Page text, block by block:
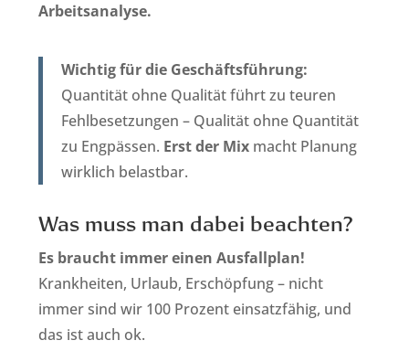
Arbeitsanalyse.
Wichtig für die Geschäftsführung:
Quantität ohne Qualität führt zu teuren
Fehlbesetzungen – Qualität ohne Quantität
zu Engpässen. Erst der Mix macht Planung
wirklich belastbar.
Was muss man dabei beachten?
Es braucht immer einen Ausfallplan!
Krankheiten, Urlaub, Erschöpfung – nicht
immer sind wir 100 Prozent einsatzfähig, und
das ist auch ok.